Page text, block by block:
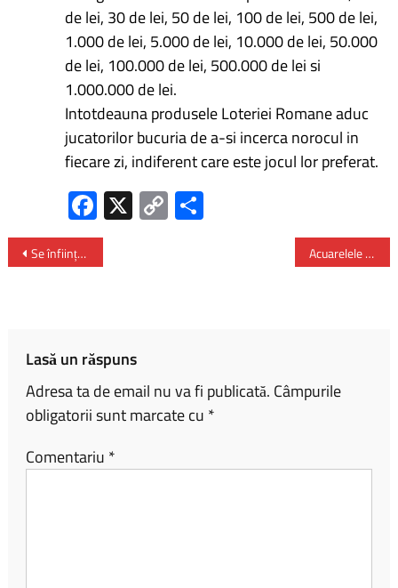
de lei, 30 de lei, 50 de lei, 100 de lei, 500 de lei,
1.000 de lei, 5.000 de lei, 10.000 de lei, 50.000
de lei, 100.000 de lei, 500.000 de lei si
1.000.000 de lei.
Intotdeauna produsele Loteriei Romane aduc
jucatorilor bucuria de a-si incerca norocul in
fiecare zi, indiferent care este jocul lor preferat.
Fa
ce
b
X C
o
Se înființează Autoritatea Națională pentru Egalitate de Șanse și Sprijinirea Victimelor Infracțiunilor Acuarelele Reginei Maria – expuse în premieră, la Londra
Lasă un răspuns
Adresa ta de email nu va fi publicată. Câmpurile
obligatorii sunt marcate cu *
Comentariu *